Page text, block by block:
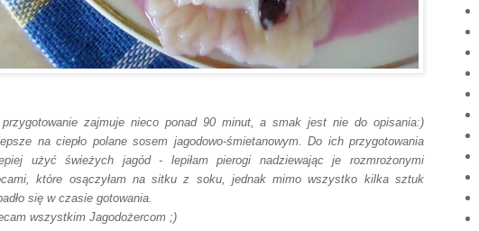
zajmuje nieco ponad 90 minut, a smak jest nie do opisania:)
na ciepło polane sosem jagodowo-śmietanowym. Do ich przygotowania
użyć świeżych jagód - lepiłam pierogi nadziewając je rozmrożonymi
które osączyłam na sitku z soku, jednak mimo wszystko kilka sztuk
się w czasie gotowania.
wszystkim Jagodożercom ;)